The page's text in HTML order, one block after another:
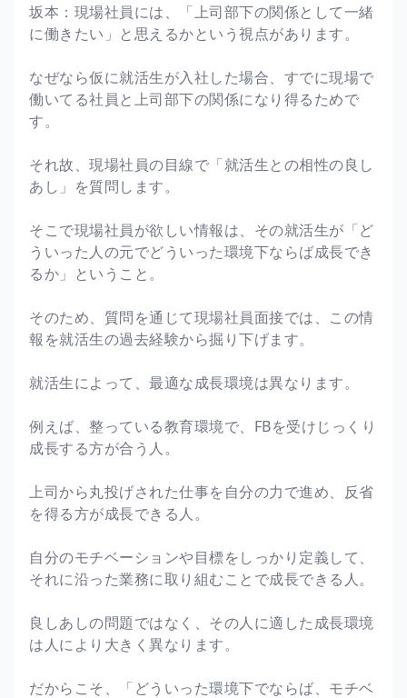
坂本：現場社員には、「上司部下の関係として一緒
に働きたい」と思えるかという視点があります。
なぜなら仮に就活生が入社した場合、すでに現場で
働いてる社員と上司部下の関係になり得るためで
す。
それ故、現場社員の目線で「就活生との相性の良し
あし」を質問します。
そこで現場社員が欲しい情報は、その就活生が「ど
ういった人の元でどういった環境下ならば成長でき
るか」ということ。
そのため、質問を通じて現場社員面接では、この情
報を就活生の過去経験から掘り下げます。
就活生によって、最適な成長環境は異なります。
例えば、整っている教育環境で、FBを受けじっくり
成長する方が合う人。
上司から丸投げされた仕事を自分の力で進め、反省
を得る方が成長できる人。
自分のモチベーションや目標をしっかり定義して、
それに沿った業務に取り組むことで成長できる人。
良しあしの問題ではなく、その人に適した成長環境
は人により大きく異なります。
だからこそ、「どういった環境下でならば、モチベ